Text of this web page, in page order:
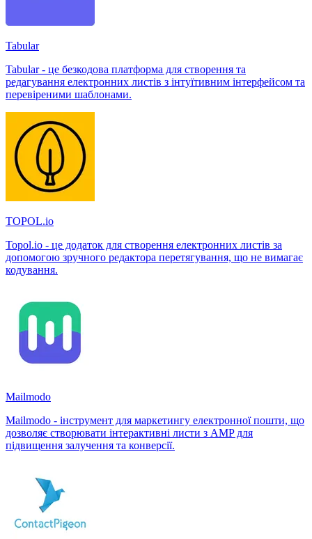
Tabular
Tabular - це безкодова платформа для створення та
редагування електронних листів з інтуїтивним інтерфейсом та
перевіреними шаблонами.
TOPOL.io
Topol.io - це додаток для створення електронних листів за
допомогою зручного редактора перетягування, що не вимагає
кодування.
Mailmodo
Mailmodo - інструмент для маркетингу електронної пошти, що
дозволяє створювати інтерактивні листи з AMP для
підвищення залучення та конверсії.